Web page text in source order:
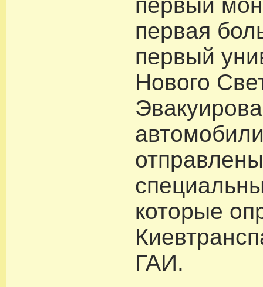
первая
первый
Нового
которые
ГАИ.